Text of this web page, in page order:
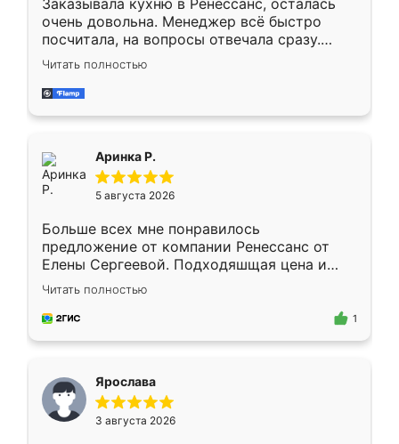
Заказывала кухню в Ренессанс, осталась
очень довольна. Менеджер всё быстро
посчитала, на вопросы отвечала сразу.
Замерщик приехал в субботу, подошёл к
делу со всей ответственностью. Собрали
за день, ребята работали аккуратно, даже
Читать полностью
Аринка Р.
5 августа 2026
Больше всех мне понравилось
предложение от компании Ренессанс от
Елены Сергеевой. Подходяшщая цена и
короткие сроки изготовления. Приехавший
для замера сотрудник Владислав
предложил по моему эскизу самый
Читать полностью
1
Ярослава
3 августа 2026